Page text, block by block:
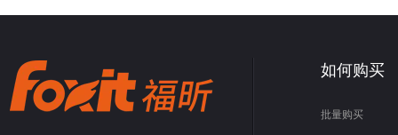
如何购买
批量购买